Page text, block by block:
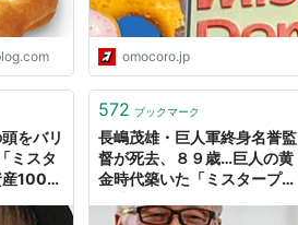
omocoro.jp
をバリ
ミスタ
100億
572 ブックマーク
長嶋茂雄・巨人軍終身名誉監
督が死去、８９歳…巨人の黄
金時代築いた「ミスタープロ